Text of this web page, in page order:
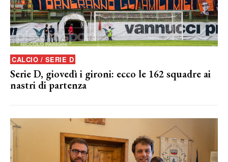
CALCIO / SERIE D
Serie D, giovedì i gironi: ecco le 162 squadre ai
nastri di partenza